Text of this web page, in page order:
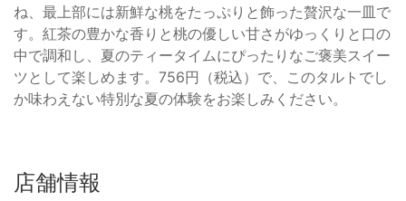
ね、最上部には新鮮な桃をたっぷりと飾った贅沢な一皿で
す。紅茶の豊かな香りと桃の優しい甘さがゆっくりと口の
中で調和し、夏のティータイムにぴったりなご褒美スイー
ツとして楽しめます。756円（税込）で、このタルトでし
か味わえない特別な夏の体験をお楽しみください。
店舗情報